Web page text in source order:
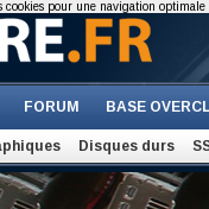
FORUM BASE
Disques durs
cookies pour une navigation